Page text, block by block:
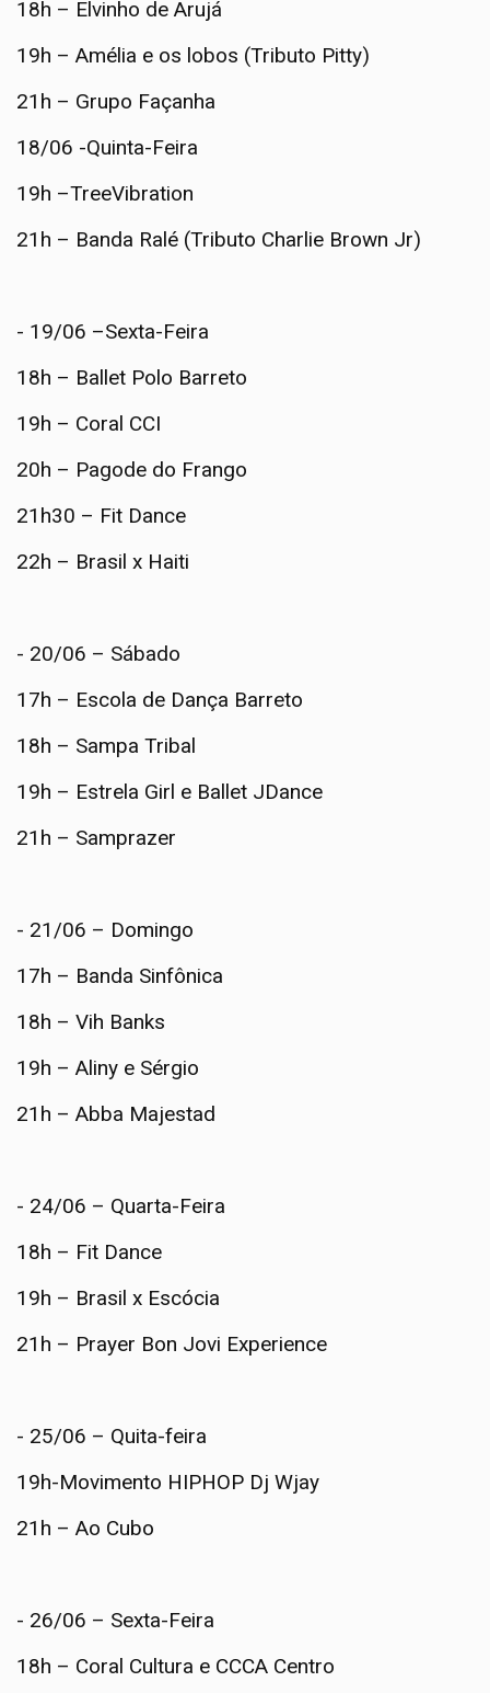
18h – Elvinho de Arujá
19h – Amélia e os lobos (Tributo Pitty)
21h – Grupo Façanha
18/06 -Quinta-Feira
19h –TreeVibration
21h – Banda Ralé (Tributo Charlie Brown Jr)
- 19/06 –Sexta-Feira
18h – Ballet Polo Barreto
19h – Coral CCI
20h – Pagode do Frango
21h30 – Fit Dance
22h – Brasil x Haiti
- 20/06 – Sábado
17h – Escola de Dança Barreto
18h – Sampa Tribal
19h – Estrela Girl e Ballet JDance
21h – Samprazer
- 21/06 – Domingo
17h – Banda Sinfônica
18h – Vih Banks
19h – Aliny e Sérgio
21h – Abba Majestad
- 24/06 – Quarta-Feira
18h – Fit Dance
19h – Brasil x Escócia
21h – Prayer Bon Jovi Experience
- 25/06 – Quita-feira
19h-Movimento HIPHOP Dj Wjay
21h – Ao Cubo
- 26/06 – Sexta-Feira
18h – Coral Cultura e CCCA Centro